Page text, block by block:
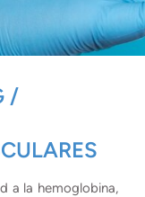
/
a la hemoglobina,